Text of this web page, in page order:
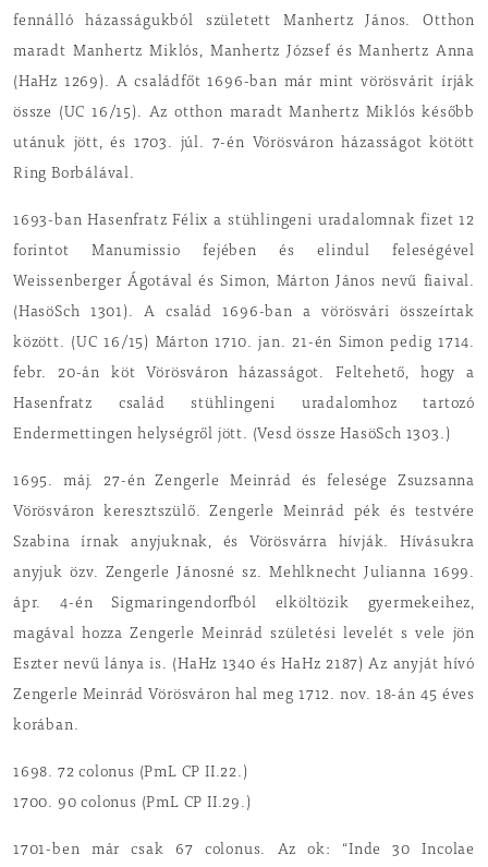
fennálló házasságukból született Manhertz János. Otthon
maradt Manhertz Miklós, Manhertz József és Manhertz Anna
(HaHz 1269). A családfőt 1696-ban már mint vörösvárit írják
össze (UC 16/15). Az otthon maradt Manhertz Miklós később
utánuk jött, és 1703. júl. 7-én Vörösváron házasságot kötött
Ring Borbálával.
1693-ban Hasenfratz Félix a stühlingeni uradalomnak fizet 12
forintot Manumissio fejében és elindul feleségével
Weissenberger Ágotával és Simon, Márton János nevű fiaival.
(HasöSch 1301). A család 1696-ban a vörösvári összeírtak
között. (UC 16/15) Márton 1710. jan. 21-én Simon pedig 1714.
febr. 20-án köt Vörösváron házasságot. Feltehető, hogy a
Hasenfratz család stühlingeni uradalomhoz tartozó
Endermettingen helységről jött. (Vesd össze HasöSch 1303.)
1695. máj. 27-én Zengerle Meinrád és felesége Zsuzsanna
Vörösváron keresztszülő. Zengerle Meinrád pék és testvére
Szabina írnak anyjuknak, és Vörösvárra hívják. Hívásukra
anyjuk özv. Zengerle Jánosné sz. Mehlknecht Julianna 1699.
ápr. 4-én Sigmaringendorfból elköltözik gyermekeihez,
magával hozza Zengerle Meinrád születési levelét s vele jön
Eszter nevű lánya is. (HaHz 1340 és HaHz 2187) Az anyját hívó
Zengerle Meinrád Vörösváron hal meg 1712. nov. 18-án 45 éves
korában.
1698. 72 colonus (PmL CP II.22.)
1700. 90 colonus (PmL CP II.29.)
1701-ben már csak 67 colonus. Az ok: “Inde 30 Incolae